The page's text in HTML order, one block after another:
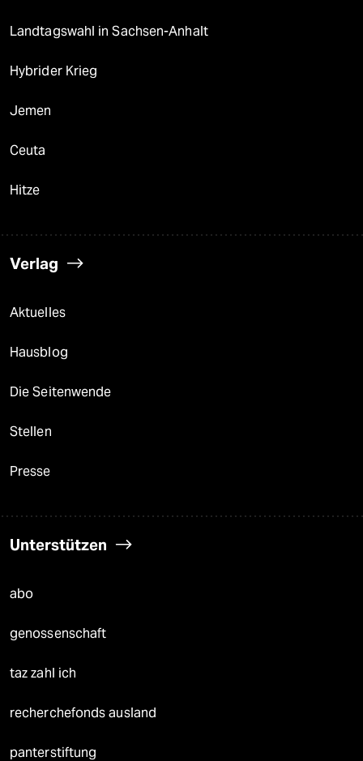
Landtagswahl in Sachsen-Anhalt
Hybrider Krieg
Jemen
Ceuta
Hitze
Verlag
Aktuelles
Hausblog
Die Seitenwende
Stellen
Presse
Unterstützen
abo
genossenschaft
taz zahl ich
recherchefonds ausland
panterstiftung